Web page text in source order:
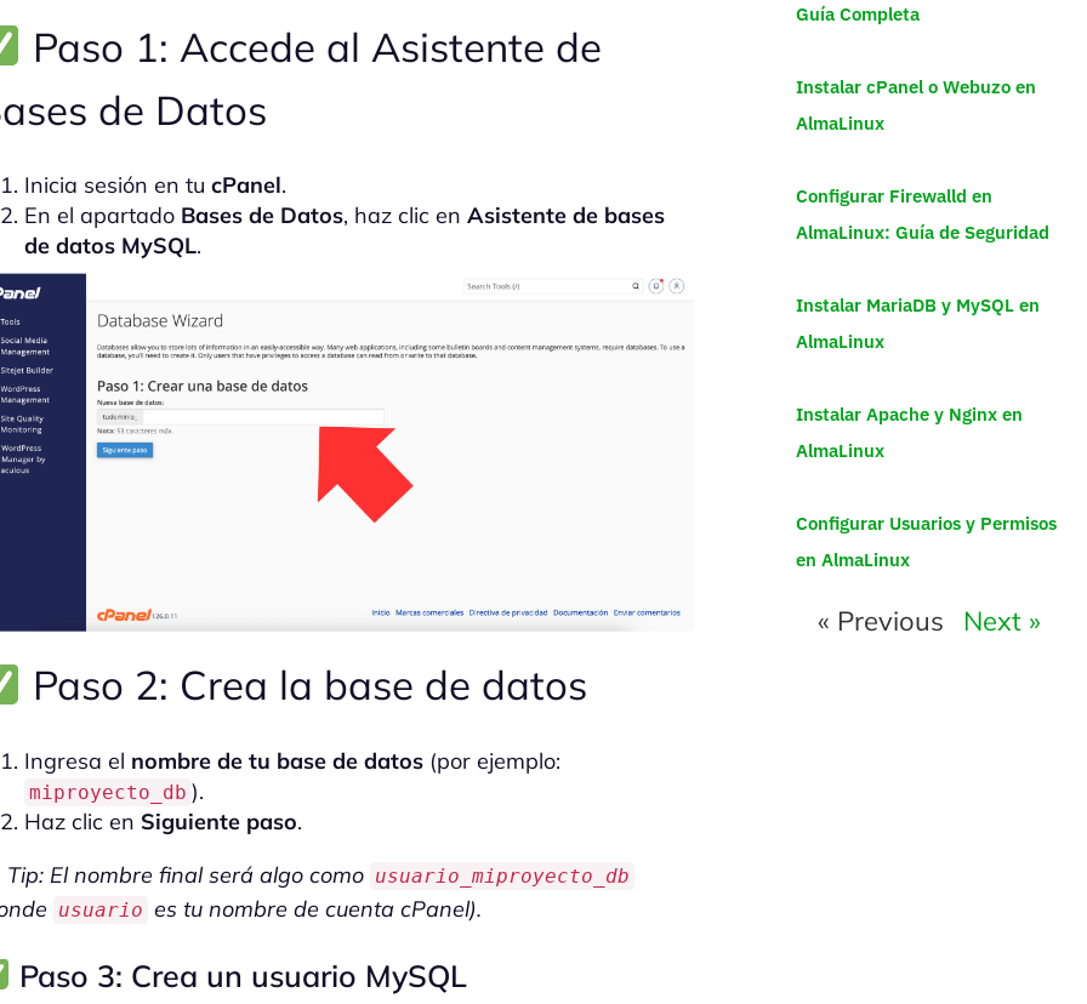
Paso 1: Accede al Asistente de
de Datos
Inicia sesión en tucPanel.
En el apartado Bases de Datos, haz clic enAsistente de bases
de datos MySQL.
Paso 2: Crea la base de datos
Ingresa el nombre de tu base de datos (por ejemplo:
miproyecto_db ).
Haz clic en Siguiente paso.
Tip: El nombre final será algo como usuario_miproyecto_db
usuario es tu nombre de cuenta cPanel).
Paso 3: Crea un usuario MySQL
Guía Completa
Instalar cPanel o Webuzo en
AlmaLinux
Configurar Firewalld en
AlmaLinux: Guía de Seguridad
Instalar MariaDB y MySQL en
AlmaLinux
Instalar Apache y Nginx en
AlmaLinux
Configurar Usuarios y Permisos
en AlmaLinux
« Previous Next »